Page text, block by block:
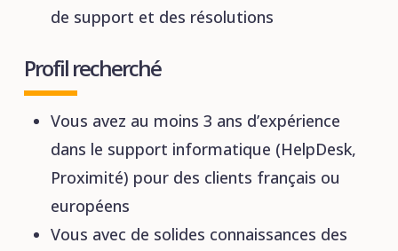
de support et des résolutions
Profil recherché
Vous avez au moins 3 ans d’expérience
dans le support informatique (HelpDesk,
Proximité) pour des clients français ou
européens
Vous avec de solides connaissances des